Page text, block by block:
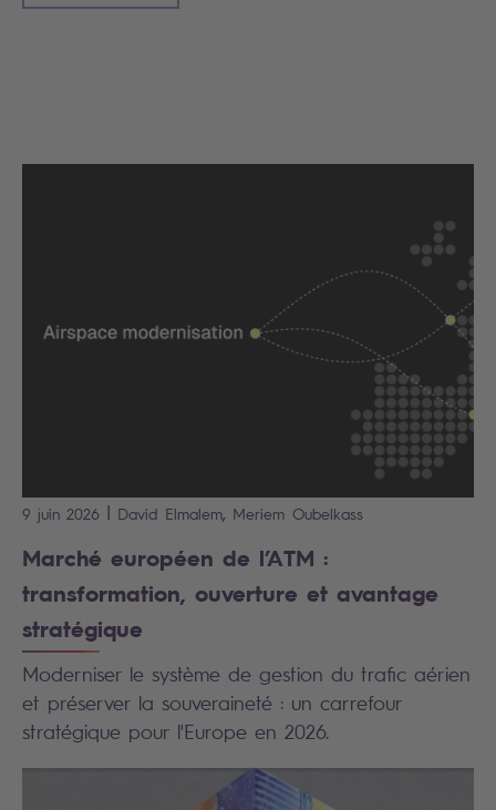
9 juin 2026 | David Elmalem, Meriem Oubelkass
Marché européen de l’ATM :
transformation, ouverture et avantage
stratégique
Moderniser le système de gestion du trafic aérien
et préserver la souveraineté : un carrefour
stratégique pour l'Europe en 2026.